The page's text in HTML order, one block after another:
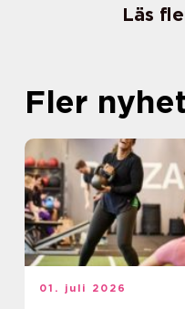
Läs
Fler
01. juli 2026